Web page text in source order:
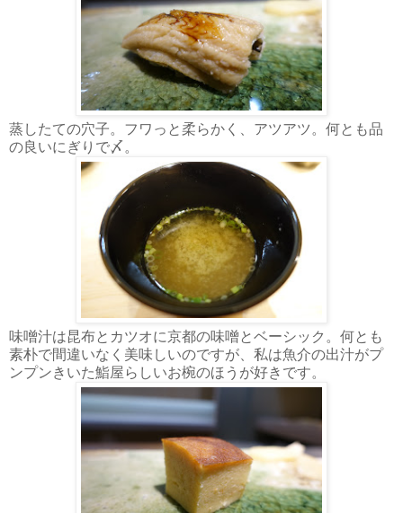
蒸したての穴子。フワっと柔らかく、アツアツ。何とも品
の良いにぎりで〆。
味噌汁は昆布とカツオに京都の味噌とベーシック。何とも
素朴で間違いなく美味しいのですが、私は魚介の出汁がプ
ンプンきいた鮨屋らしいお椀のほうが好きです。